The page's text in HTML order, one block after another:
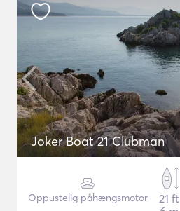
Joker Boat 21 Clubman
Oppustelig påhængsmotor
21 ft